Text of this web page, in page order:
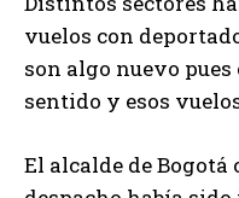
vuelos con
son algo nuevo
sentido y esos
El alcalde de Bogotá